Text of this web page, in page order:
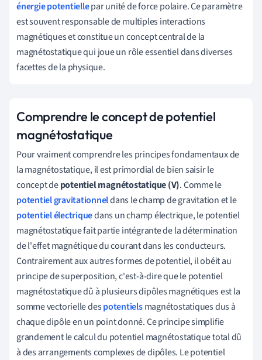
énergie potentiellepar unité de force polaire. Ce paramètre
est souvent responsable de multiples interactions
magnétiques et constitue un concept central de la
magnétostatique qui joue un rôle essentiel dans diverses
facettes de la physique.
Comprendre le concept de potentiel
magnétostatique
Pour vraiment comprendre les principes fondamentaux de
la magnétostatique, il est primordial de bien saisir le
concept depotentiel magnétostatique (V). Comme le
potentiel gravitationneldans le champ de gravitation et le
potentiel électriquedans un champ électrique, le potentiel
magnétostatique fait partie intégrante de la détermination
de l'effet magnétique du courant dans les conducteurs.
Contrairement aux autres formes de potentiel, il obéit au
principe de superposition, c'est-à-dire que le potentiel
magnétostatique dû à plusieurs dipôles magnétiques est la
somme vectorielle despotentielsmagnétostatiques dus à
chaque dipôle en un point donné. Ce principe simplifie
grandement le calcul du potentiel magnétostatique total dû
à des arrangements complexes de dipôles. Le potentiel